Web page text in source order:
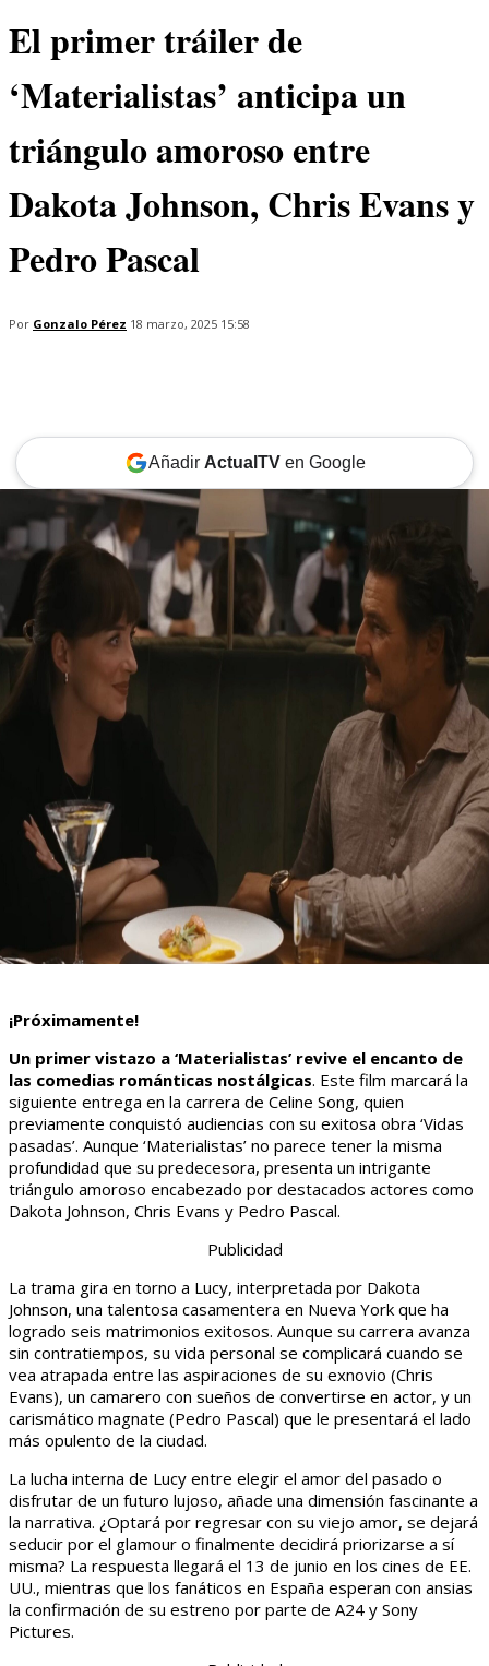
El primer tráiler de
‘Materialistas’ anticipa un
triángulo amoroso entre
Dakota Johnson, Chris Evans y
Pedro Pascal
Por Gonzalo Pérez 18 marzo, 2025 15:58
Añadir ActualTVen Google
¡Próximamente!
Un primer vistazo a ‘Materialistas’ revive el encanto de
las comedias románticas nostálgicas. Este film marcará la
siguiente entrega en la carrera de Celine Song, quien
previamente conquistó audiencias con su exitosa obra ‘Vidas
pasadas’. Aunque ‘Materialistas’ no parece tener la misma
profundidad que su predecesora, presenta un intrigante
triángulo amoroso encabezado por destacados actores como
Dakota Johnson, Chris Evans y Pedro Pascal.
Publicidad
La trama gira en torno a Lucy, interpretada por Dakota
Johnson, una talentosa casamentera en Nueva York que ha
logrado seis matrimonios exitosos. Aunque su carrera avanza
sin contratiempos, su vida personal se complicará cuando se
vea atrapada entre las aspiraciones de su exnovio (Chris
Evans), un camarero con sueños de convertirse en actor, y un
carismático magnate (Pedro Pascal) que le presentará el lado
más opulento de la ciudad.
La lucha interna de Lucy entre elegir el amor del pasado o
disfrutar de un futuro lujoso, añade una dimensión fascinante a
la narrativa. ¿Optará por regresar con su viejo amor, se dejará
seducir por el glamour o finalmente decidirá priorizarse a sí
misma? La respuesta llegará el 13 de junio en los cines de EE.
UU., mientras que los fanáticos en España esperan con ansias
la confirmación de su estreno por parte de A24 y Sony
Pictures.